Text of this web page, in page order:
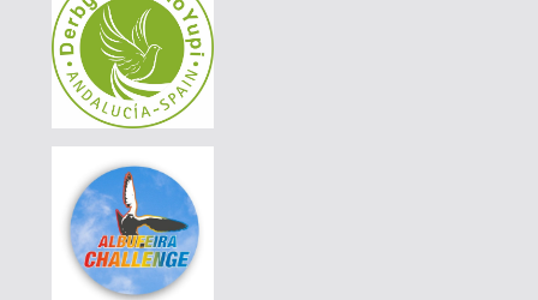
AVELAR & AVELAR
PT-4420411-24|180 EUR
AVELAR & AVELAR
PT-4420411-24|170 EUR
PT-4420375-24|100 EUR
AVELAR & AVELAR